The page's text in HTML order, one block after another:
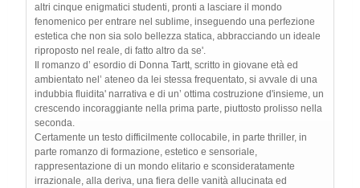
altri cinque enigmatici studenti, pronti a lasciare il mondo
fenomenico per entrare nel sublime, inseguendo una perfezione
estetica che non sia solo bellezza statica, abbracciando un ideale
riproposto nel reale, di fatto altro da se'.
Il romanzo d’ esordio di Donna Tartt, scritto in giovane età ed
ambientato nel’ ateneo da lei stessa frequentato, si avvale di una
indubbia fluidita' narrativa e di un’ ottima costruzione d'insieme, un
crescendo incoraggiante nella prima parte, piuttosto prolisso nella
seconda.
Certamente un testo difficilmente collocabile, in parte thriller, in
parte romanzo di formazione, estetico e sensoriale,
rappresentazione di un mondo elitario e sconsideratamente
irrazionale, alla deriva, una fiera delle vanità allucinata ed